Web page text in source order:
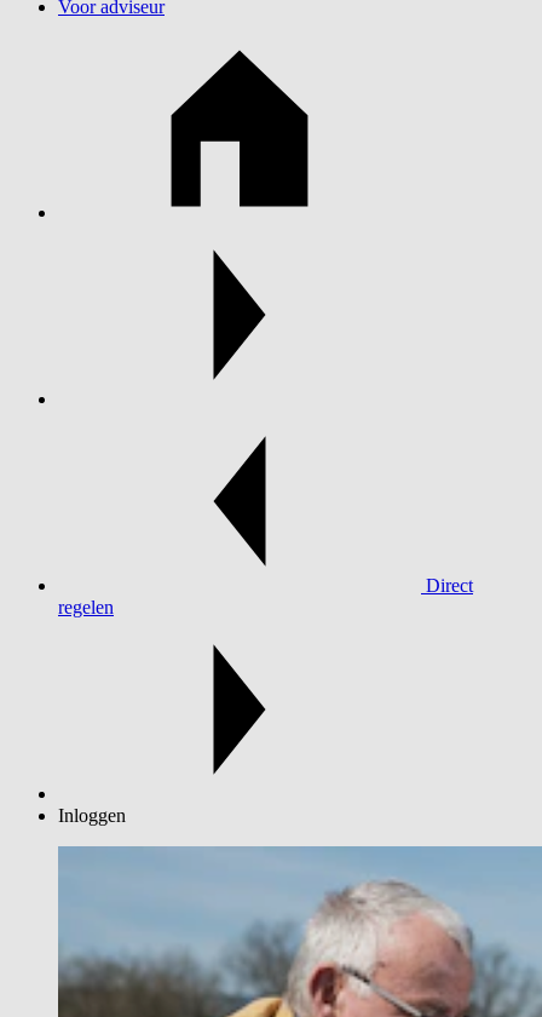
Voor adviseur
Direct
regelen
Inloggen